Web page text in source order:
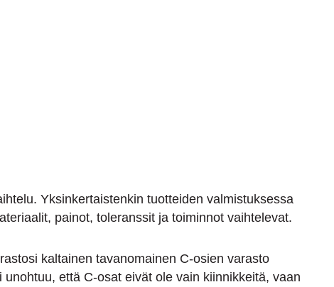
Yksinkertaistenkin tuotteiden valmistuksessa
painot, toleranssit ja toiminnot vaihtelevat.
kaltainen tavanomainen C-osien varasto
että C-osat eivät ole vain kiinnikkeitä, vaan